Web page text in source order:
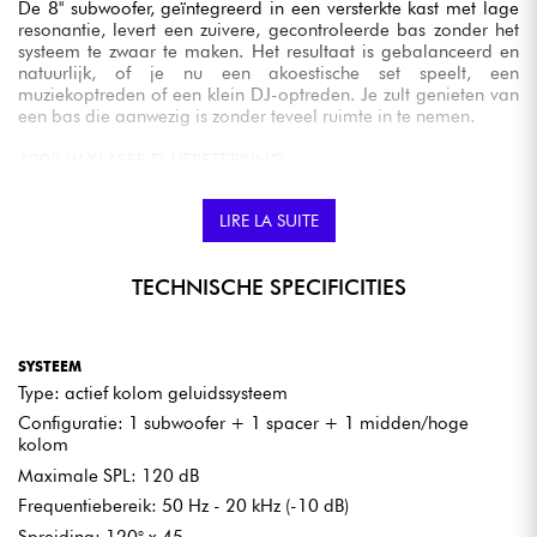
De 8" subwoofer, geïntegreerd in een versterkte kast met lage
resonantie, levert een zuivere, gecontroleerde bas zonder het
systeem te zwaar te maken. Het resultaat is gebalanceerd en
natuurlijk, of je nu een akoestische set speelt, een
muziekoptreden of een klein DJ-optreden. Je zult genieten van
een bas die aanwezig is zonder teveel ruimte in te nemen.
een comfortabele reserve aan vermogen in een compact,
kleine podia, conferenties, bars, restaurants of privé-
De geïntegreerde 24-bit DSP optimaliseert automatisch het
gedrag van het systeem om een natuurlijk, gebalanceerd
geluid te behouden. De multi-band limiter beschermt de
luidsprekers effectief terwijl het dynamische bereik van het
het geluidskarakter aanpassen aan je gebruik: helderder
stemgeluid voor conferenties, gebalanceerde weergave voor
live muziek of energieker geluid voor DJ-optredens.
LIRE LA SUITE
TECHNISCHE SPECIFICITIES
SYSTEEM
Type: actief kolom geluidssysteem
Configuratie: 1 subwoofer + 1 spacer + 1 midden/hoge
kolom
Maximale SPL: 120 dB
Frequentiebereik: 50 Hz - 20 kHz (-10 dB)